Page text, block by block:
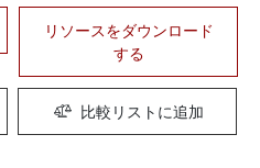
リソースをダウンロード
する
比較リストに追加